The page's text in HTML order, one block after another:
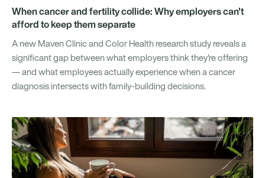
When cancer and fertility collide: Why employers can't
afford to keep them separate
A new Maven Clinic and Color Health research study reveals a
significant gap between what employers think they're offering
— and what employees actually experience when a cancer
diagnosis intersects with family-building decisions.